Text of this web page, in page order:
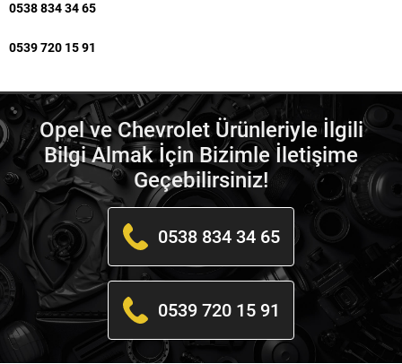
0538 834 34 65
0539 720 15 91
Opel ve Chevrolet Ürünleriyle İlgili
Bilgi Almak İçin Bizimle İletişime
Geçebilirsiniz!
0538 834 34 65
0539 720 15 91